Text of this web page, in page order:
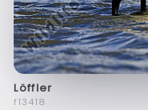
Löffler
f13418